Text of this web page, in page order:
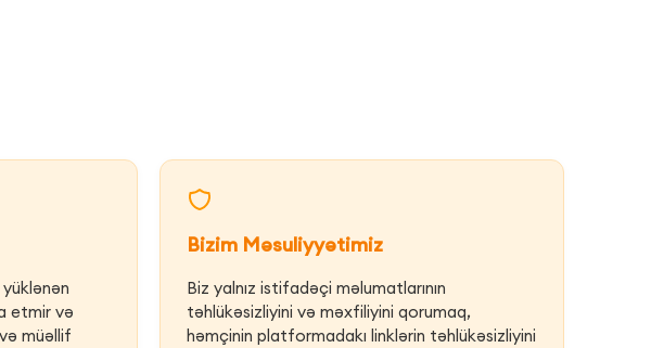
etmir və
müəllif
Bizim Məsuliyyətimiz
Biz yalnız istifadəçi məlumatlarının
təhlükəsizliyini və məxfiliyini qorumaq,
həmçinin platformadakı linklərin təhlükəsizliyini